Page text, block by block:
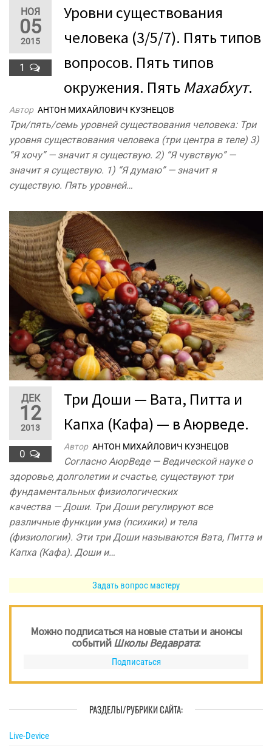
НОЯ
05
2015
1
Уровни существования
человека (3/5/7). Пять типов
вопросов. Пять типов
окружения. Пять Махабхут.
Автор АНТОН МИХАЙЛОВИЧ КУЗНЕЦОВ
Три/пять/семь уровней существования человека: Три
уровня существования человека (три центра в теле) 3)
“Я хочу” — значит я существую. 2) “Я чувствую” —
значит я существую. 1) “Я думаю” — значит я
существую. Пять уровней…
ДЕК
12
2013
0
Три Доши — Вата, Питта и
Капха (Кафа) — в Аюрведе.
Автор АНТОН МИХАЙЛОВИЧ КУЗНЕЦОВ
Согласно АюрВеде — Ведической науке о
здоровье, долголетии и счастье, существуют три
фундаментальных физиологических
качества — Доши. Три Доши регулируют все
различные функции ума (психики) и тела
(физиологии). Эти три Доши называются Вата, Питта и
Капха (Кафа). Доши и…
Задать вопрос мастеру
Можно подписаться на новые статьи и анонсы
событийШколы Ведаврата:
Подписаться
РАЗДЕЛЫ/РУБРИКИ САЙТА:
Live-Device